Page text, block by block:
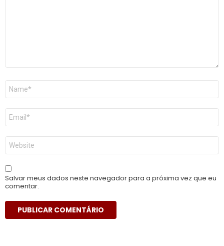
Nome
E-
mail
*
Site
Salvar meus dados neste navegador para a próxima vez que eu
comentar.